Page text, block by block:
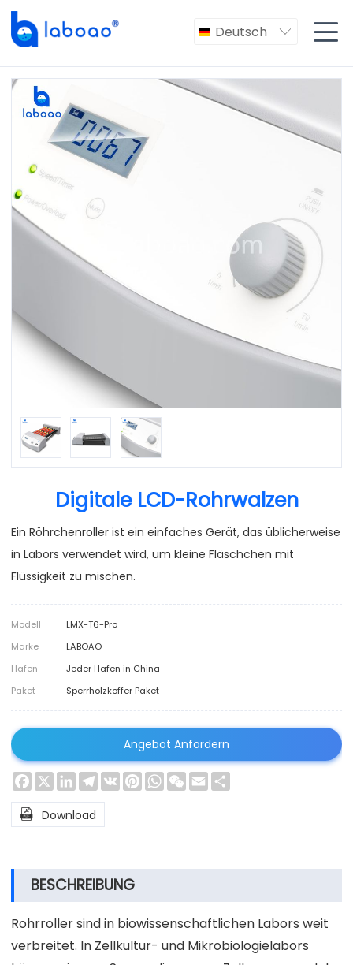
Deutsch  
Digitale LCD-Rohrwalzen
Ein Röhrchenroller ist ein einfaches Gerät, das üblicherweise
in Labors verwendet wird, um kleine Fläschchen mit
Flüssigkeit zu mischen.
Modell
LMX-T6-Pro
Marke
LABOAO
Hafen
Jeder Hafen in China
Paket
Sperrholzkoffer Paket
Angebot Anfordern
Facebook
X LinkedInTelegram
VK PinterestWhatsApp
WeChat
Email
 Download
BESCHREIBUNG
Rohrroller sind in biowissenschaftlichen Labors weit
verbreitet. In Zellkultur- und Mikrobiologielabors